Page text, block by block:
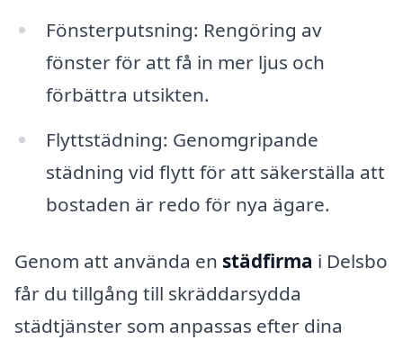
Fönsterputsning: Rengöring av
fönster för att få in mer ljus och
förbättra utsikten.
Flyttstädning: Genomgripande
städning vid flytt för att säkerställa att
bostaden är redo för nya ägare.
Genom att använda en städfirma i Delsbo
får du tillgång till skräddarsydda
städtjänster som anpassas efter dina